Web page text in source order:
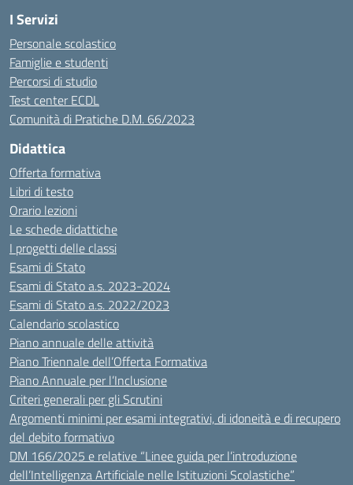
I Servizi
Personale scolastico
Famiglie e studenti
Percorsi di studio
Test center ECDL
Comunità di Pratiche D.M. 66/2023
Didattica
Offerta formativa
Libri di testo
Orario lezioni
Le schede didattiche
I progetti delle classi
Esami di Stato
Esami di Stato a.s. 2023-2024
Esami di Stato a.s. 2022/2023
Calendario scolastico
Piano annuale delle attività
Piano Triennale dell’Offerta Formativa
Piano Annuale per l’Inclusione
Criteri generali per gli Scrutini
Argomenti minimi per esami integrativi, di idoneità e di recupero
del debito formativo
DM 166/2025 e relative “Linee guida per l’introduzione
dell’Intelligenza Artificiale nelle Istituzioni Scolastiche”